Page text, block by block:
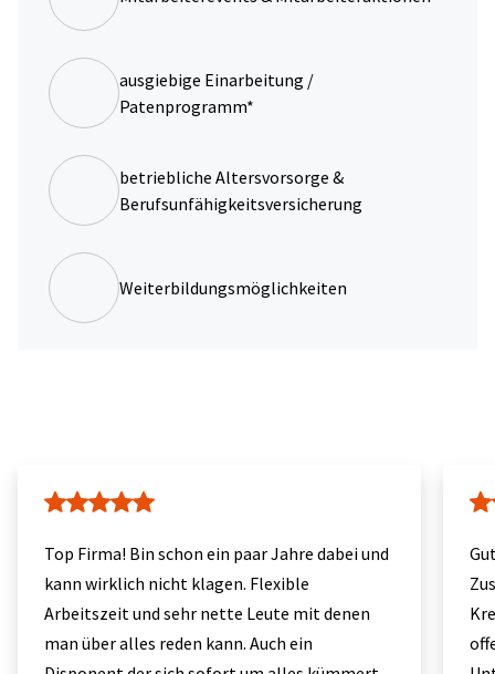
ausgiebige Einarbeitung /
Patenprogramm*
betriebliche Altersvorsorge &
Berufsunfähigkeitsversicherung
Weiterbildungsmöglichkeiten
Top Firma! Bin schon ein paar Jahre dabei und
kann wirklich nicht klagen. Flexible
Arbeitszeit und sehr nette Leute mit denen
man über alles reden kann. Auch ein